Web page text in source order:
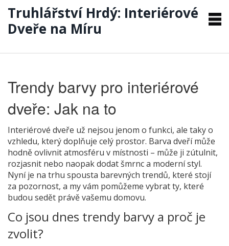
Truhlářství Hrdý: Interiérové
Dveře na Míru
Trendy barvy pro interiérové
dveře: Jak na to
Interiérové dveře už nejsou jenom o funkci, ale taky o
vzhledu, který doplňuje celý prostor. Barva dveří může
hodně ovlivnit atmosféru v místnosti – může ji zútulnit,
rozjasnit nebo naopak dodat šmrnc a moderní styl.
Nyní je na trhu spousta barevných trendů, které stojí
za pozornost, a my vám pomůžeme vybrat ty, které
budou sedět právě vašemu domovu.
Co jsou dnes trendy barvy a proč je
zvolit?